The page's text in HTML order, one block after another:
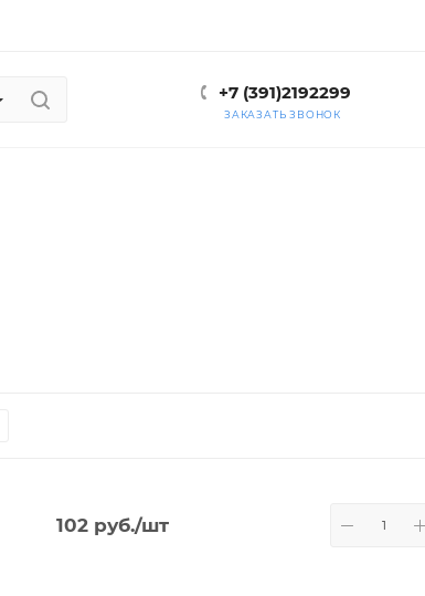
+7 (391)2192299
ЗАКАЗАТЬ ЗВОНОК
102руб./шт